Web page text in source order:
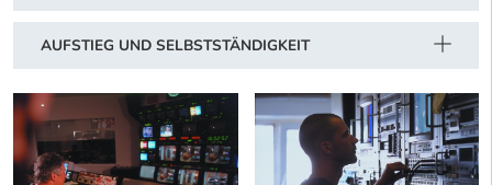
AUFSTIEG UND SELBSTSTÄNDIGKEIT